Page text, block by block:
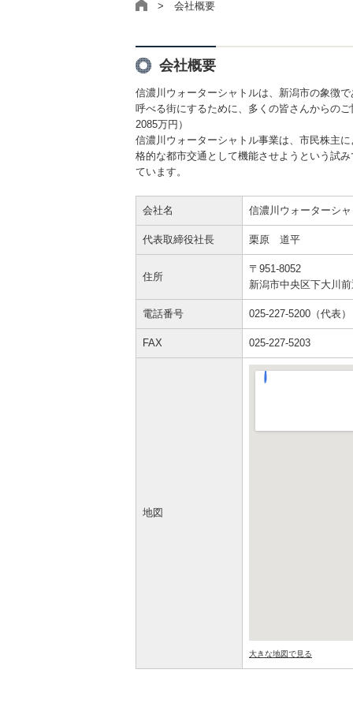
> 会社概要
会社概要
信濃川ウォーターシャトルは、新潟市の象徴
呼べる街にするために、多くの皆さんからの
2085万円）
信濃川ウォーターシャトル事業は、市民株主
格的な都市交通として機能させようという試
ています。
会社名 信濃川ウォーターシ
代表取締役社長 栗原 道平
住所
〒951-8052
新潟市中央区下大川
電話番号 025-227-5200（代表）
FAX 025-227-5203
地図
大きな地図で見る